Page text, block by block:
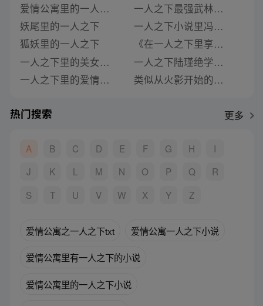
爱情公寓里的一人之下小说
妖尾里的一人之下
狐妖里的一人之下
一人之下里的美女圣骑士
一人之下里的爱情公寓听小说
一人之下最强武林绝学小说
一人之下小说里冯宝宝到底是谁的孩子
《在一人之下里享受青春是否搞错了》类似推荐
一人之下陆瑾绝学了吗小说
类似从火影开始的一人之下的小说
热门搜索 更多
A B C D E F G H
I
J
K L M N O P Q
R
S
T U V W X Y Z
爱情公寓之一人之下txt 爱情公寓一人之下小说
爱情公寓里有一人之下的小说
爱情公寓里的一人之下小说